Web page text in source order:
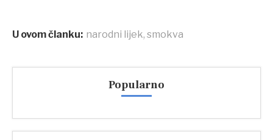
U ovom članku: narodni lijek, smokva
Popularno